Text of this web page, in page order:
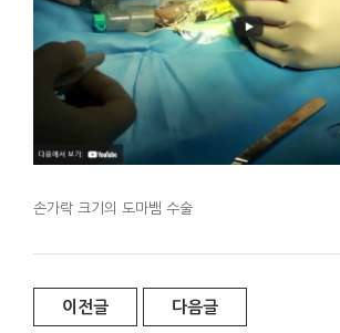
손가락 크기의 도마뱀 수술
이전글 다음글